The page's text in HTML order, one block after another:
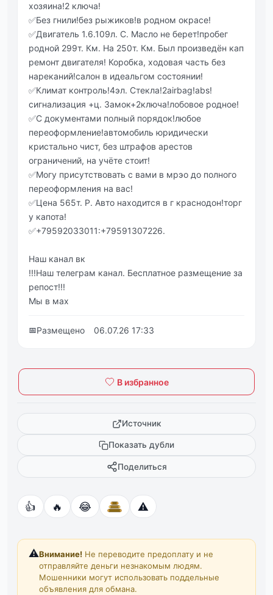
хозяина!2 ключа!
✅Без гнили!без рыжиков!в родном окрасе!
✅Двигатель 1.6.109л. С. Масло не берет!пробег
родной 299т. Км. На 250т. Км. Был произведён кап
ремонт двигателя! Коробка, ходовая часть без
нареканий!салон в идеальгом состоянии!
✅Климат контроль!4эл. Стекла!2airbag!abs!
сигнализация +ц. Замок+2ключа!лобовое родное!
✅С документами полный порядок!любое
переоформление!автомобиль юридически
кристально чист, без штрафов арестов
ограничений, на учёте стоит!
✅Могу присутствовать с вами в мрэо до полного
переоформления на вас!
✅Цена 565т. Р. Авто находится в г краснодон!торг
у капота!
✅+79592033011:+79591307226.
Наш канал вк
!!!Наш телеграм канал. Бесплатное размещение за
репост!!!
Мы в мах
📅Размещено 06.07.26 17:33
В избранное
Источник
Показать дубли
Поделиться
👍 🔥 😂 ⚠️
⚠️Внимание! Не переводите предоплату и не
отправляйте деньги незнакомым людям.
Мошенники могут использовать поддельные
объявления для обмана.